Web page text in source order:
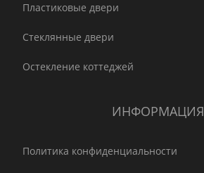
Пластиковые двери
Стеклянные двери
Остекление коттеджей
ИНФОРМАЦИЯ
Политика конфиденциальности